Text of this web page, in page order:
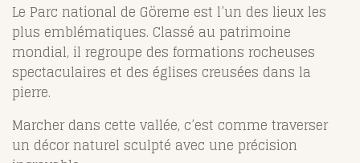
Le Parc national de Göreme est l’un des lieux les
plus emblématiques. Classé au patrimoine
mondial, il regroupe des formations rocheuses
spectaculaires et des églises creusées dans la
pierre.
Marcher dans cette vallée, c’est comme traverser
un décor naturel sculpté avec une précision